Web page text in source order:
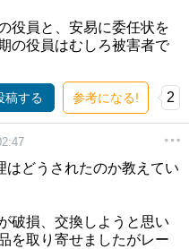
役員と、安易に委任状を
の役員はむしろ被害者で
稿する 参考になる! 2
はどうされたのか教えてい
破損、交換しようと思い
を取り寄せましたがレー